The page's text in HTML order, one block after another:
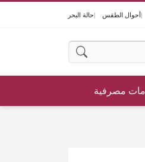
أحوال الطقس حالة البحر
مصرفية